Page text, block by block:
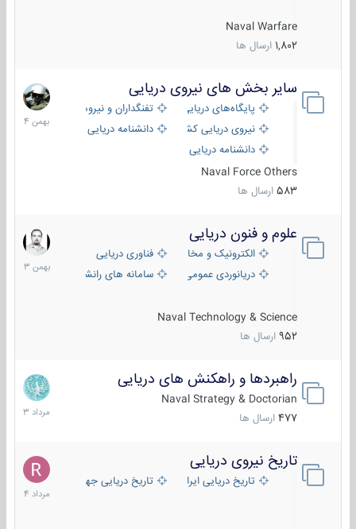
Naval Warfare
1,802 ارسال ها
سایر بخش های نیروی دریایی
پایگاه‌های دریایی
تفنگداران و نیروهای ویژه‌ی دریایی
نیروی دریایی کشورهای مختلفدانشنامه دریایی
دانشنامه دریایی کپی
Naval Force Others
583 ارسال ها
22
بهمن
1404
علوم و فنون دریایی
الکترونیک و مخابرات دریاییفناوری دریایی
دریانوردی عمومی
سامانه های رانشی دریایی
Naval Technology & Science
952 ارسال ها
6
بهمن
1403
راهبردها و راهکنش های دریایی
Naval Strategy & Doctorian
477 ارسال ها
2
مرداد
1403
تاریخ نیروی دریایی
تاریخ دریایی ایران تاریخ دریایی جهان
16
مرداد
1404